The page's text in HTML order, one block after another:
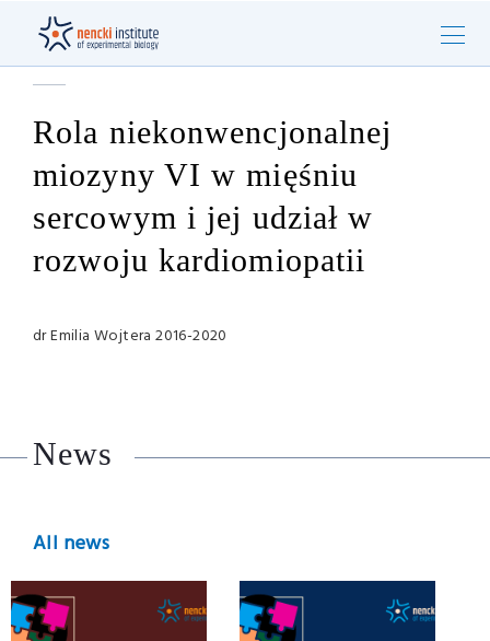
Rola niekonwencjonalnej
miozyny VI w mięśniu
sercowym i jej udział w
rozwoju kardiomiopatii
dr Emilia Wojtera 2016-2020
News
All news